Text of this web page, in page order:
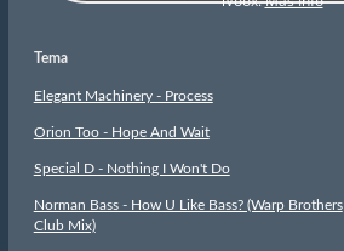
Tema
Elegant Machinery - Process
Orion Too - Hope And Wait
Special D - Nothing I Won't Do
Norman Bass - How U Like Bass? (Warp Brothers
Club Mix)